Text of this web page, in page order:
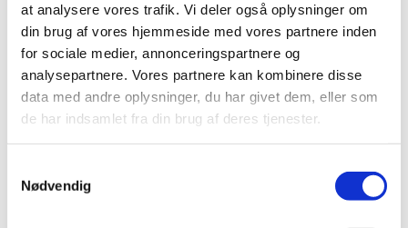
at analysere vores trafik. Vi deler også oplysninger om
din brug af vores hjemmeside med vores partnere inden
for sociale medier, annonceringspartnere og
analysepartnere. Vores partnere kan kombinere disse
data med andre oplysninger, du har givet dem, eller som
de har indsamlet fra din brug af deres tjenester.
Nødvendig